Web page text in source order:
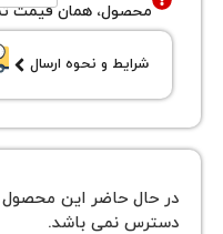
همان قیمت تمام شده کالا
و نحوه ارسال
حاضر این محصول در انبار
نمی باشد.